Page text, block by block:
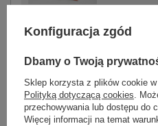
2XL
Konfiguracja zgód
Dbamy o Twoją
Sklep korzysta z plików cookie
Polityką dotyczącą cookies.
przechowywania lub dostępu do
Więcej informacji na temat